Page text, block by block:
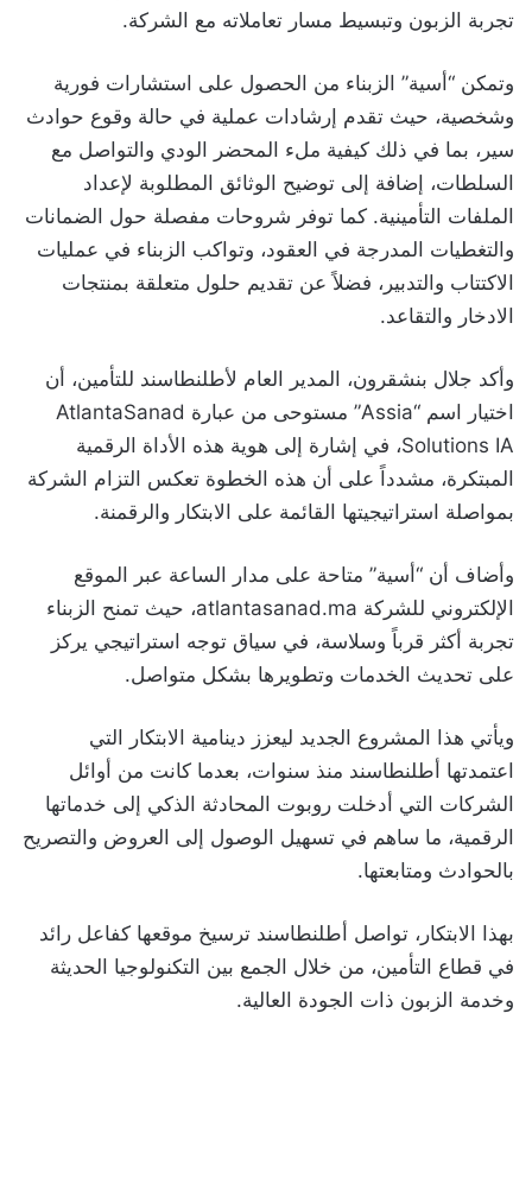
تجربة الزبون وتبسيط مسار تعاملاته مع الشركة.
وتمكن “أسية” الزبناء من الحصول على استشارات فورية
وشخصية، حيث تقدم إرشادات عملية في حالة وقوع حوادث
سير، بما في ذلك كيفية ملء المحضر الودي والتواصل مع
السلطات، إضافة إلى توضيح الوثائق المطلوبة لإعداد
الملفات التأمينية. كما توفر شروحات مفصلة حول الضمانات
والتغطيات المدرجة في العقود، وتواكب الزبناء في عمليات
الاكتتاب والتدبير، فضلاً عن تقديم حلول متعلقة بمنتجات
الادخار والتقاعد.
وأكد جلال بنشقرون، المدير العام لأطلنطاسند للتأمين، أن
اختيار اسم “Assia” مستوحى من عبارة AtlantaSanad
Solutions IA، في إشارة إلى هوية هذه الأداة الرقمية
المبتكرة، مشدداً على أن هذه الخطوة تعكس التزام الشركة
بمواصلة استراتيجيتها القائمة على الابتكار والرقمنة.
وأضاف أن “أسية” متاحة على مدار الساعة عبر الموقع
الإلكتروني للشركة atlantasanad.ma، حيث تمنح الزبناء
تجربة أكثر قرباً وسلاسة، في سياق توجه استراتيجي يركز
على تحديث الخدمات وتطويرها بشكل متواصل.
ويأتي هذا المشروع الجديد ليعزز دينامية الابتكار التي
اعتمدتها أطلنطاسند منذ سنوات، بعدما كانت من أوائل
الشركات التي أدخلت روبوت المحادثة الذكي إلى خدماتها
الرقمية، ما ساهم في تسهيل الوصول إلى العروض والتصريح
بالحوادث ومتابعتها.
بهذا الابتكار، تواصل أطلنطاسند ترسيخ موقعها كفاعل رائد
في قطاع التأمين، من خلال الجمع بين التكنولوجيا الحديثة
وخدمة الزبون ذات الجودة العالية.